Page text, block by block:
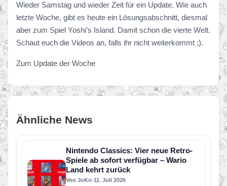
Wieder Samstag und wieder Zeit für ein Update. Wie auch
letzte Woche, gibt es heute ein Lösungsabschnitt, diesmal
aber zum Spiel Yoshi’s Island. Damit schon die vierte Welt.
Schaut euch die Videos an, falls ihr nicht weiterkommt ;).
Zum Update der Woche
Ähnliche News
Nintendo Classics: Vier neue Retro-
Spiele ab sofort verfügbar – Wario
Land kehrt zurück
Von JoKo•11. Juli 2026